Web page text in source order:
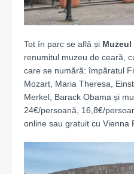
Tot în parc se află și Muzeul
renumitul muzeu de ceară,
care se numără: împăratul
Mozart, Maria Theresa,
Merkel, Barack Obama și
24€/persoană, 16,8€/
online sau gratuit cu Vienna